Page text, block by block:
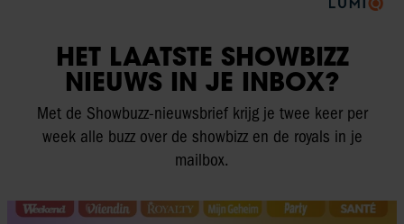
HET LAATSTE SHOWBIZZ
NIEUWS IN JE INBOX?
Met de Showbuzz-nieuwsbrief krijg je twee keer per
week alle buzz over de showbizz en de royals in je
mailbox.